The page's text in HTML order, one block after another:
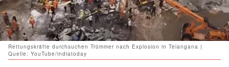
Rettungskräfte durchsuchen Trümmer nach Explosion in Telangana |
Quelle: YouTube/indiatoday